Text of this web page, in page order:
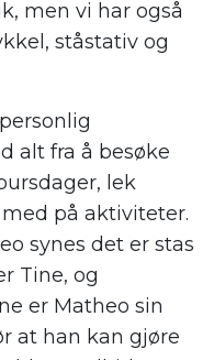
men vi har også
ståstativ og
alt fra å besøke
lek
på aktiviteter.
synes det er stas
Tine, og
er Matheo sin
at han kan gjøre